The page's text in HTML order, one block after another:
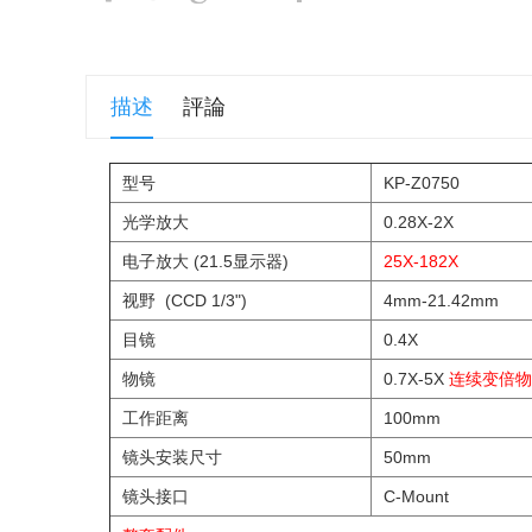
描述 評論
型号 KP-Z0750
光学放大 0.28X-2X
电子放大 (21.5显示器) 25X-182X
视野 (CCD 1/3") 4mm-21.42mm
目镜 0.4X
物镜 0.7X-5X 连续变倍
工作距离 100mm
镜头安装尺寸 50mm
镜头接口 C-Mount